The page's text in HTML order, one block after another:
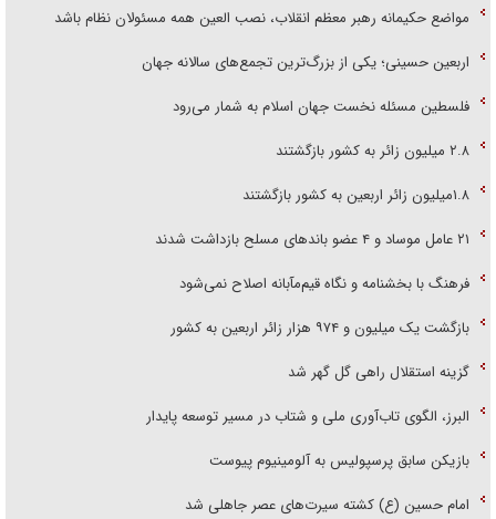
مواضع حکیمانه رهبر معظم انقلاب، نصب العین همه مسئولان نظام باشد
اربعین حسینی؛ یکی از بزرگ‌ترین تجمع‌های سالانه جهان
فلسطین مسئله نخست جهان اسلام به شمار می‌رود
۲.۸ میلیون زائر به کشور بازگشتند
۱.۸میلیون زائر اربعین به کشور بازگشتند
۲۱ عامل موساد و ۴ عضو باند‌های مسلح بازداشت شدند
فرهنگ با بخشنامه و نگاه قیم‌مآبانه اصلاح نمی‌شود
بازگشت یک میلیون و ۹۷۴ هزار زائر اربعین به کشور
گزینه استقلال راهی گل گهر شد
البرز، الگوی تاب‌آوری ملی و شتاب در مسیر توسعه پایدار
بازیکن سابق پرسپولیس به آلومینیوم پیوست
امام حسین (ع) کشته سیرت‌های عصر جاهلی شد